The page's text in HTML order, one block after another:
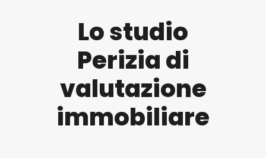
Lo studio
Perizia di
valutazione
immobiliare